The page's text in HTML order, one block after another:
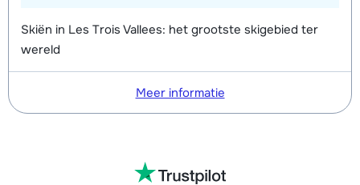
Skiën in Les Trois Vallees: het grootste skigebied ter
wereld
Meer informatie